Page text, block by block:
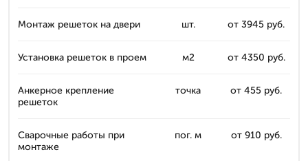
Монтаж решеток на двери шт. от 3945 руб.
Установка решеток в проем м2 от 4350 руб.
Анкерное крепление
решеток
точка от 455 руб.
Сварочные работы при
монтаже
пог. м от 910 руб.